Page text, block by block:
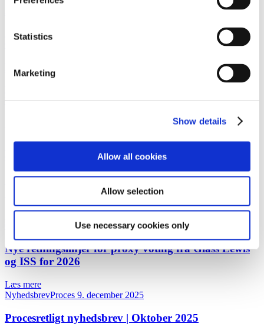
Statistics
Marketing
Show details
Allow all cookies
Allow selection
Use necessary cookies only
Læs mere
Nyt fra Generalforsamlingsgruppen 2026
Gorrissen Federspiel rådgiver Camurus
Læs mere
Corporate M&ASagsomtale17. december 2025
Gorrissen Federspiel rådgiver Reledo AB and Celero
Læs mere
Corporate M&ANyhedsbrev10. december 2025
Nye retningslinjer for proxy voting fra Glass Lewis
og ISS for 2026
Læs mere
NyhedsbrevProces 9. december 2025
Procesretligt nyhedsbrev | Oktober 2025